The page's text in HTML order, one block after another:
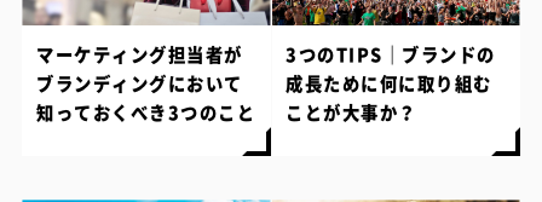
マーケティング担当者が
ブランディングにおいて
知っておくべき3つのこと
3つのTIPS｜ブランドの
成長ために何に取り組む
ことが大事か？